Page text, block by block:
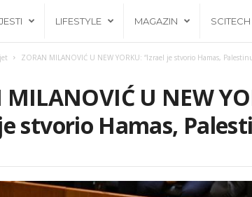
LIFESTYLE MAGAZIN SCITECH
ZORAN MILANOVIĆ U NEW YORKU: “Izrael je stvorio Hamas,
MILANOVIĆ U NEW
stvorio Hamas,